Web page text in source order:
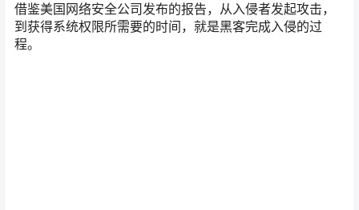
借鉴美国网络安全公司发布的报告，从入侵者发起攻击，
到获得系统权限所需要的时间，就是黑客完成入侵的过
程。